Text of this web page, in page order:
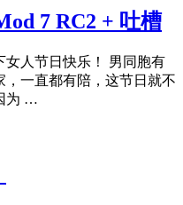
7 RC2 + 吐槽
人节日快乐！ 男同胞有
一直都有陪，这节日就不
为 …